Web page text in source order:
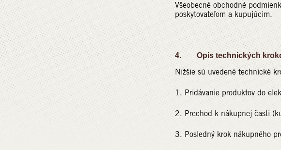
Všeobecné obchodné
poskytovateľom a kupujúcim.
4. Opis technických
Nižšie sú uvedené technické
1. Pridávanie produktov do
2. Prechod k nákupnej časti
3. Posledný krok nákupného